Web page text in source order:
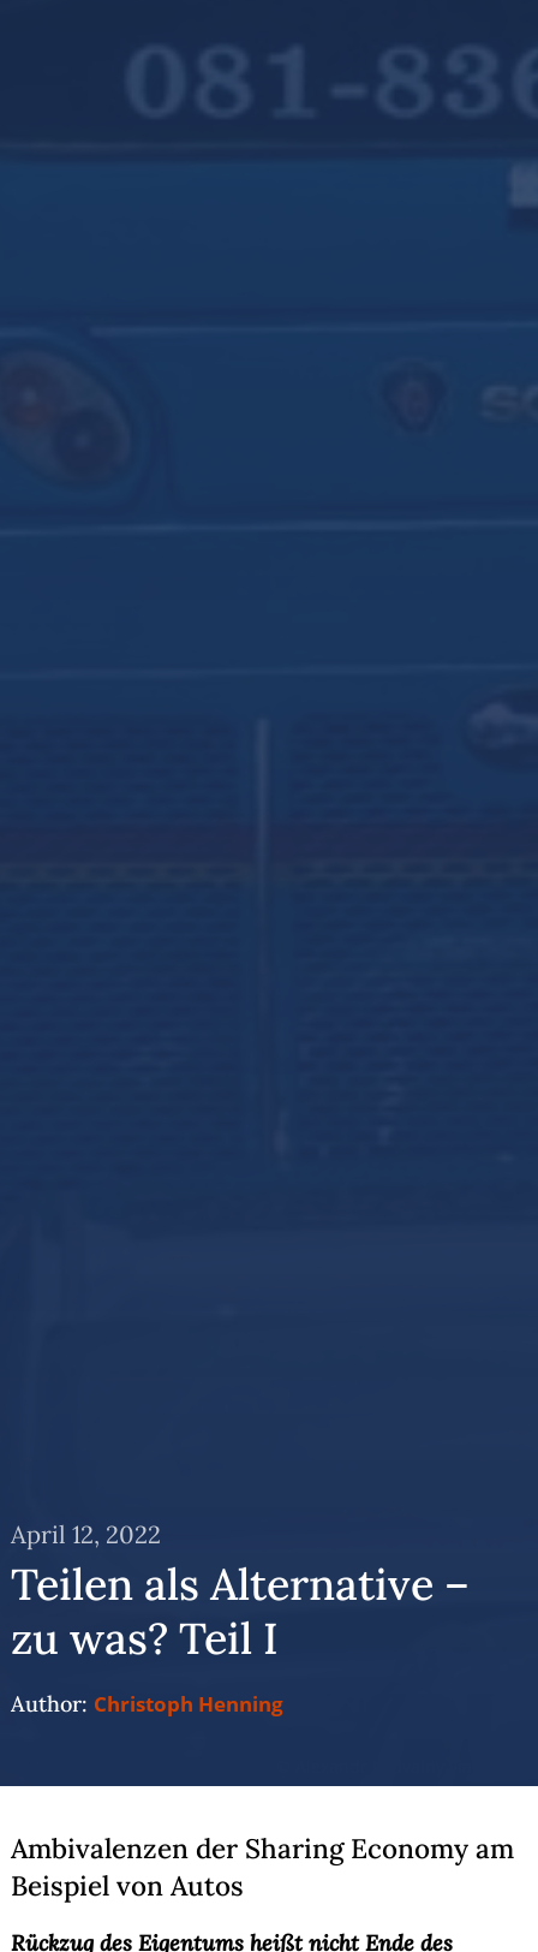
April 12, 2022
Teilen als Alternative –
zu was? Teil I
Author: Christoph Henning
Ambivalenzen der Sharing Economy am
Beispiel von Autos
Rückzug des Eigentums heißt nicht Ende des